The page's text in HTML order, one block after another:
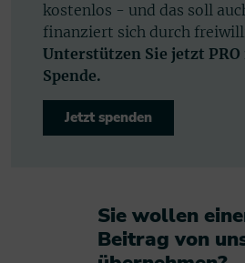
kostenlos - und das soll
finanziert sich durch
Unterstützen Sie jetzt
Spende.
Jetzt spenden
Sie wollen
Beitrag von